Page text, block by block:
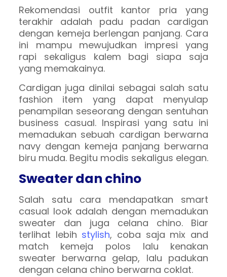
Rekomendasi outfit kantor pria yang
terakhir adalah padu padan cardigan
dengan kemeja berlengan panjang. Cara
ini mampu mewujudkan impresi yang
rapi sekaligus kalem bagi siapa saja
yang memakainya.
Cardigan juga dinilai sebagai salah satu
fashion item yang dapat menyulap
penampilan seseorang dengan sentuhan
business casual. Inspirasi yang satu ini
memadukan sebuah cardigan berwarna
navy dengan kemeja panjang berwarna
biru muda. Begitu modis sekaligus elegan.
Sweater dan chino
Salah satu cara mendapatkan smart
casual look adalah dengan memadukan
sweater dan juga celana chino. Biar
terlihat lebih stylish, coba saja mix and
match kemeja polos lalu kenakan
sweater berwarna gelap, lalu padukan
dengan celana chino berwarna coklat.